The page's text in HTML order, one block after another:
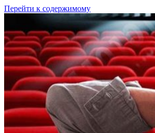
Перейти к содержимому